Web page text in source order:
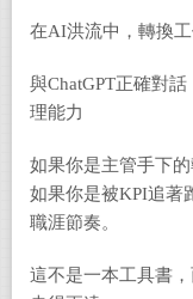
在AI洪流中，轉換
與ChatGPT正確對
理能力
如果你是主管手下
如果你是被KPI追著
職涯節奏。
這不是一本工具書